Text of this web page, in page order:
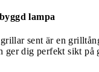
lampa
sent är en
ger dig perfekt sikt på